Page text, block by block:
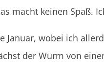
macht keinen Spaß.
Januar, wobei ich
der Wurm von